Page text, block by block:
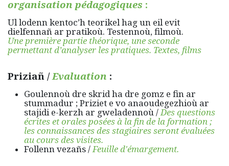
organisation pédagogiques :
Ul lodenn kentoc’h teorikel hag un eil evit
dielfennañ ar pratikoù. Testennoù, filmoù.
Une première partie théorique, une seconde
permettant d’analyser les pratiques. Textes, films
Priziañ /Evaluation :
Goulennoù dre skrid ha dre gomz e fin ar
stummadur ; Priziet e vo anaoudegezhioù ar
stajidi e-kerzh ar gweladennoù /Des questions
écrites et orales posées à la fin de la formation ;
les connaissances des stagiaires seront évaluées
au cours des visites.
Follenn vezañs /Feuille d'émargement.